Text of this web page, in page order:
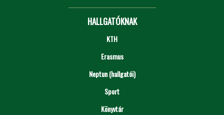
HALLGATÓKNAK
KTH
Erasmus
Neptun (hallgatói)
Sport
Könyvtár